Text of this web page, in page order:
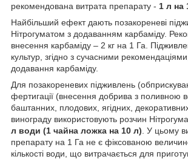
рекомендована витрата препарату - 1 л на
Найбільший ефект дають позакореневі
Нітрогуматом з додаванням карбаміду.
внесення карбаміду – 2 кг на 1 Га.
культур, згідно з сучасними
додавання карбаміду.
Для позакореневих підживлень
фертигації (внесення добрива з поливною
баштанних, плодових, ягідних,
винограду використовують розчин
л води (1 чайна ложка на 10 л) . У цьому
препарату на 1 Га не є фіксованою
кількості води, що витрачається для